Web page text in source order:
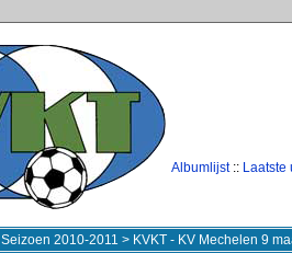
Albumlijst:: Laatste
Seizoen 2010-2011 > KVKT - KV Mechelen 9